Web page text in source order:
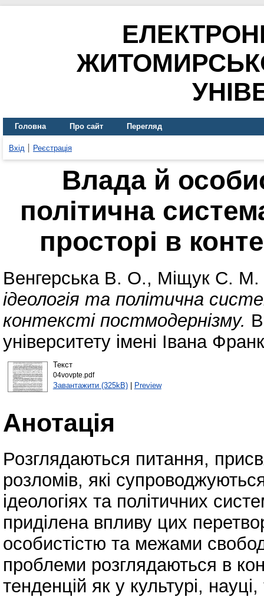
Головна Про сайт Перегляд
Вхід Реєстрація
Влада й
політична
просторі в
Венгерська В. О., Міщук С. М.
ідеологія та політична
контексті постмодернізму.
університету імені Івана
Текст
04vovpte.pdf
Завантажити (325kB)| Preview
Анотація
Розглядаються питання,
розломів, які
ідеологіях та політичних
приділена впливу цих
особистістю та межами
проблеми розглядаються в
тенденцій як у культурі,